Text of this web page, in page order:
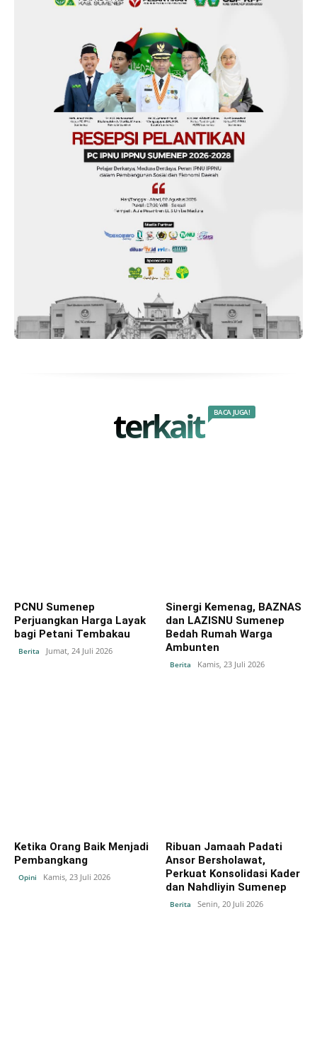
terkait BACA JUGA!
PCNU Sumenep
Perjuangkan Harga Layak
bagi Petani Tembakau
Berita Jumat, 24 Juli 2026
‎Sinergi Kemenag, BAZNAS
dan LAZISNU Sumenep
Bedah Rumah Warga
Ambunten
Berita Kamis, 23 Juli 2026
Ketika Orang Baik Menjadi
Pembangkang
Opini Kamis, 23 Juli 2026
Ribuan Jamaah Padati
Ansor Bersholawat,
Perkuat Konsolidasi Kader
dan Nahdliyin Sumenep
Berita Senin, 20 Juli 2026